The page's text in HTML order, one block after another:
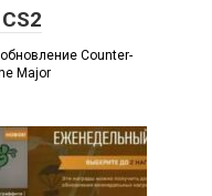
Counter-
Major